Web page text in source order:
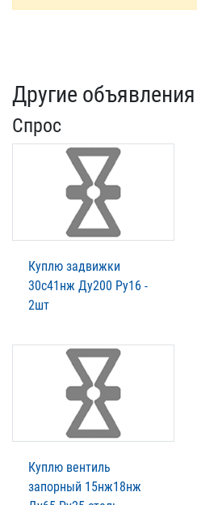
Другие
Спрос
Куплю задвижки
30с41нж Ду200 Ру16 -
2шт
Куплю вентиль
запорный 15нж18нж